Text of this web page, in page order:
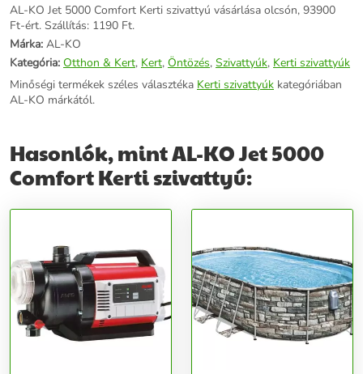
AL-KO Jet 5000 Comfort Kerti szivattyú vásárlása olcsón, 93900
Ft-ért. Szállítás: 1190 Ft.
Márka: AL-KO
Kategória: Otthon & Kert, Kert, Öntözés, Szivattyúk, Kerti szivattyúk
Minőségi termékek széles választéka Kerti szivattyúk kategóriában
AL-KO márkától.
Hasonlók, mint AL-KO Jet 5000
Comfort Kerti szivattyú: